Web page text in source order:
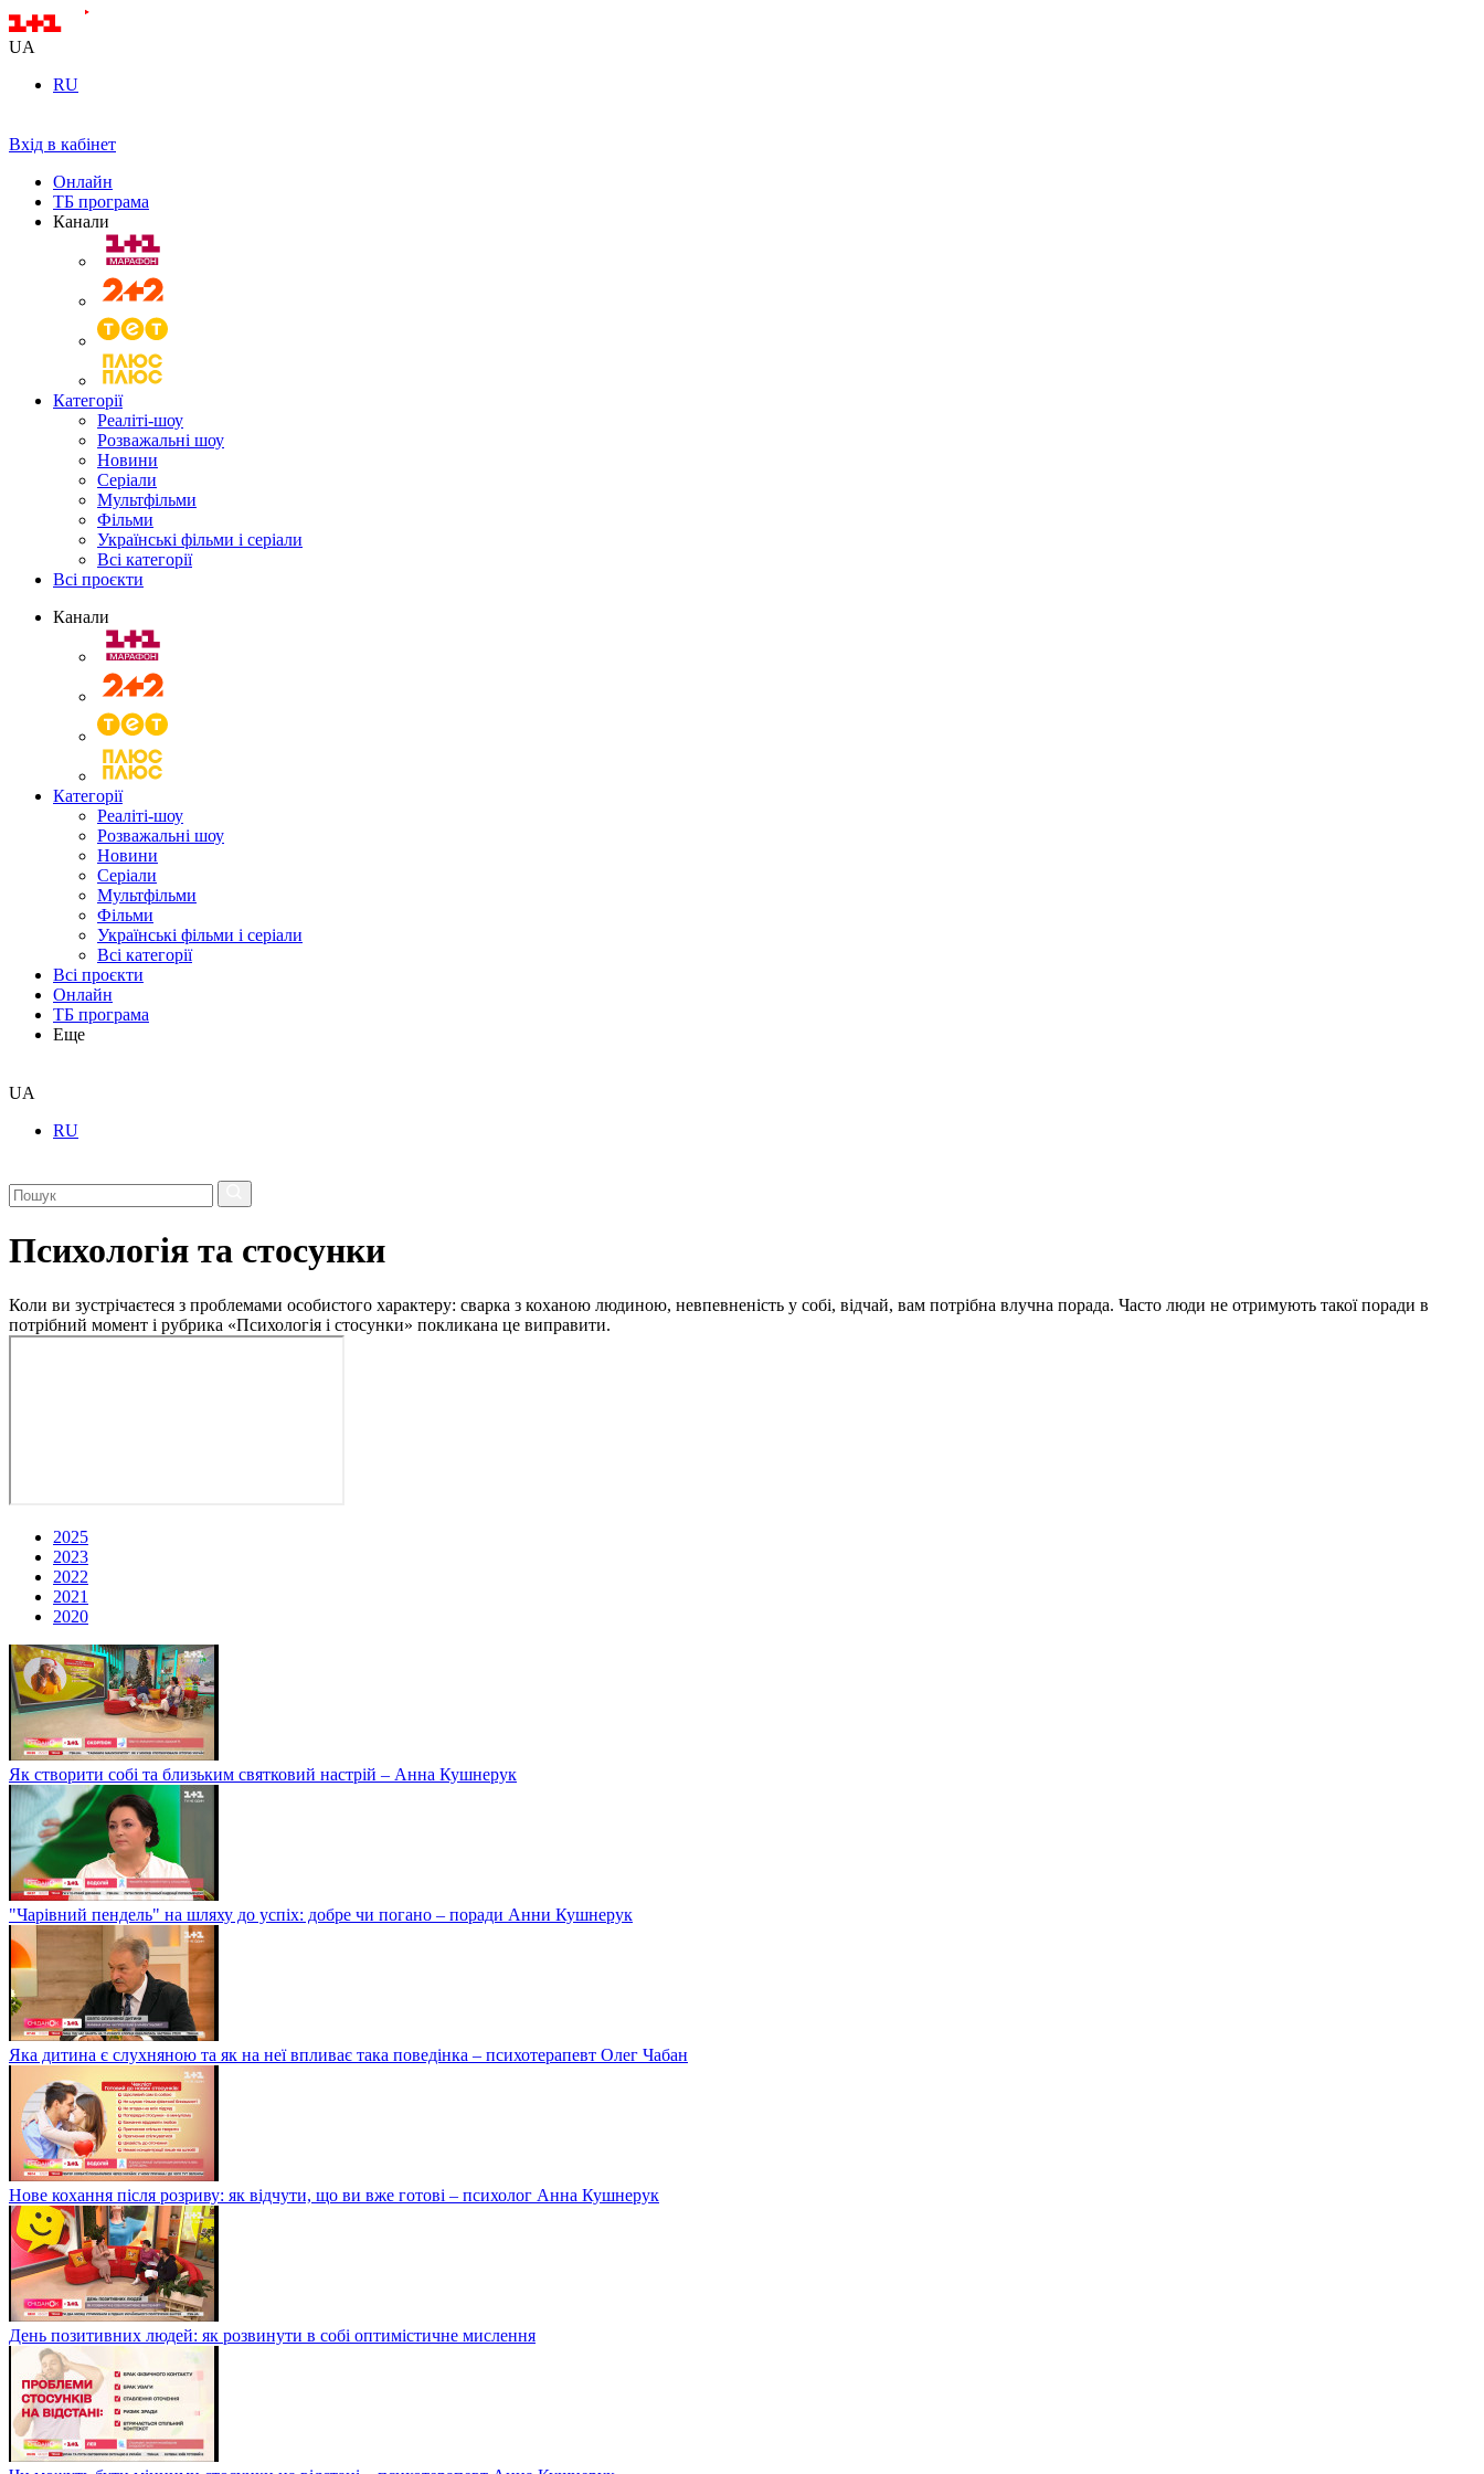
UA
RU
Вхід в кабінет
Онлайн
ТБ програма
Канали
Категорії
Реаліті-шоу
Розважальні шоу
Новини
Серіали
Мультфільми
Фільми
Українські фільми і серіали
Всі категорії
Всі проєкти
Канали
Категорії
Реаліті-шоу
Розважальні шоу
Новини
Серіали
Мультфільми
Фільми
Українські фільми і серіали
Всі категорії
Всі проєкти
Онлайн
ТБ програма
Еще
UA
RU
Психологія та стосунки
Коли ви зустрічаєтеся з проблемами особистого характеру: сварка з коханою людиною, невпевненість у собі, відчай, вам потрібна влучна порада. Часто люди не отримують такої поради в
потрібний момент і рубрика «Психологія і стосунки» покликана це виправити.
2025
2023
2022
2021
2020
Як створити собі та близьким святковий настрій – Анна Кушнерук
"Чарівний пендель" на шляху до успіх: добре чи погано – поради Анни Кушнерук
Яка дитина є слухняною та як на неї впливає така поведінка – психотерапевт Олег Чабан
Нове кохання після розриву: як відчути, що ви вже готові – психолог Анна Кушнерук
День позитивних людей: як розвинути в собі оптимістичне мислення